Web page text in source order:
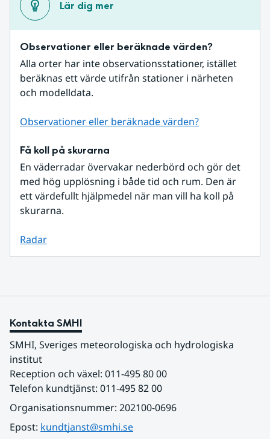
Lär dig mer
Observationer eller beräknade värden?
Alla orter har inte observationsstationer, istället
beräknas ett värde utifrån stationer i närheten
och modelldata.
Observationer eller beräknade värden?
Få koll på skurarna
En väderradar övervakar nederbörd och gör det
med hög upplösning i både tid och rum. Den är
ett värdefullt hjälpmedel när man vill ha koll på
skurarna.
Radar
Kontakta SMHI
SMHI, Sveriges meteorologiska och hydrologiska
institut
Reception och växel: 011-495 80 00
Telefon kundtjänst: 011-495 82 00
Organisationsnummer: 202100-0696
Epost: kundtjanst@smhi.se